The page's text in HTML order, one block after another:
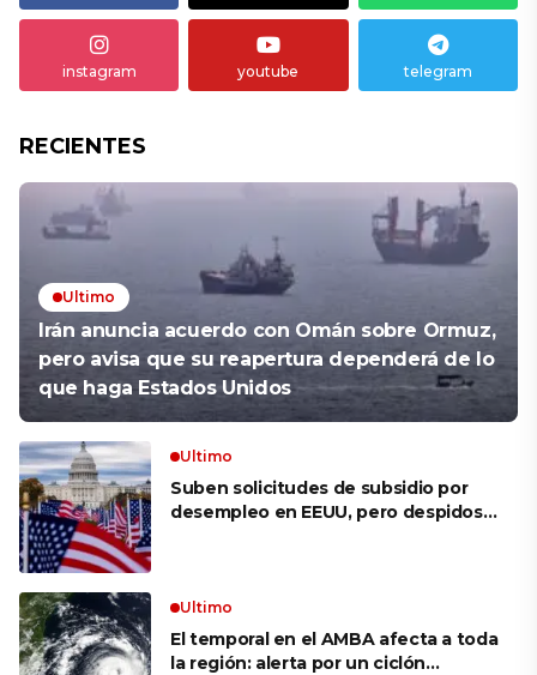
instagram youtube telegram
RECIENTES
Ultimo
Irán anuncia acuerdo con Omán sobre Ormuz,
pero avisa que su reapertura dependerá de lo
que haga Estados Unidos
Ultimo
Suben solicitudes de subsidio por
desempleo en EEUU, pero despidos
Ultimo
El temporal en el AMBA afecta a toda
la región: alerta por un ciclón